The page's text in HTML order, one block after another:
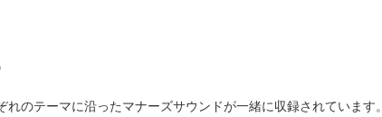
のテーマに沿ったマナーズサウンドが一緒に収録されています。